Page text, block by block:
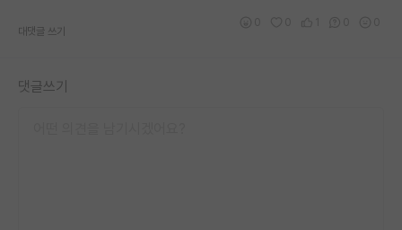
대댓글 쓰기
댓글쓰기